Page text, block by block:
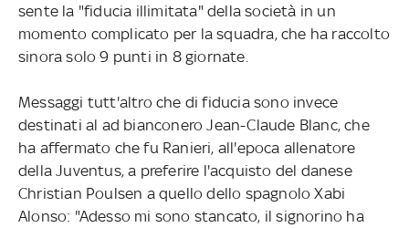
sente la "fiducia illimitata" della società in un
momento complicato per la squadra, che ha raccolto
sinora solo 9 punti in 8 giornate.
Messaggi tutt'altro che di fiducia sono invece
destinati al ad bianconero Jean-Claude Blanc, che
ha affermato che fu Ranieri, all'epoca allenatore
della Juventus, a preferire l'acquisto del danese
Christian Poulsen a quello dello spagnolo Xabi
Alonso: "Adesso mi sono stancato, il signorino ha